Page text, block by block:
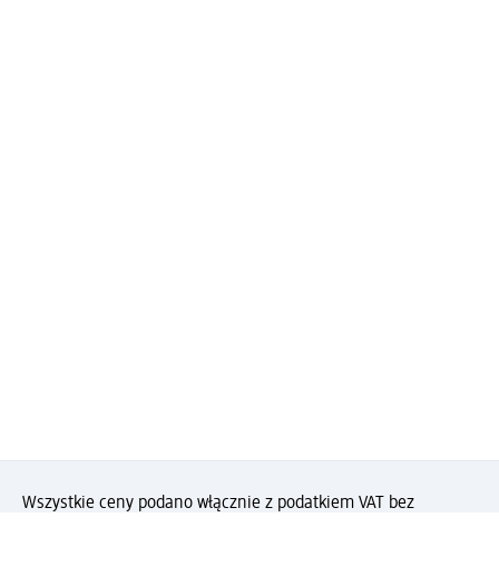
Wszystkie ceny podano włącznie z podatkiem VAT bez